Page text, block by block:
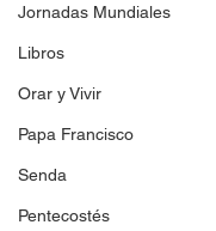
Jornadas Mundiales
Libros
Orar y Vivir
Papa Francisco
Senda
Pentecostés